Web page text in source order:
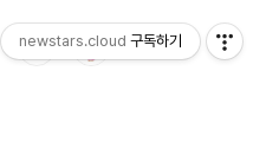
newstars.cloud 구독하기